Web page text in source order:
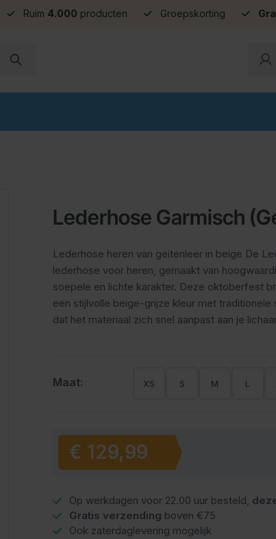
Ruim 4.000 producten Groepskorting
Lederhose Garmisch
Lederhose heren van geitenleer in beige De
lederhose voor heren, gemaakt van
soepele en lichte karakter. Deze oktoberfest
een stijlvolle beige-grijze kleur met
dat het materiaal zich snel aanpast aan je
Maat: XS S M L
Vanaf:
€ 129,99
Op werkdagen voor 22.00 uur besteld,
Gratis verzending boven €75
Ook zaterdaglevering mogelijk